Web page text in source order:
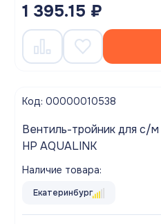
1 395.15 ₽
Код: 00000010538
Вентиль-тройник для с/м 1/2"x1/2"x3/4" ВР-НР-
НР AQUALINK
Наличие товара:
Екатеринбург